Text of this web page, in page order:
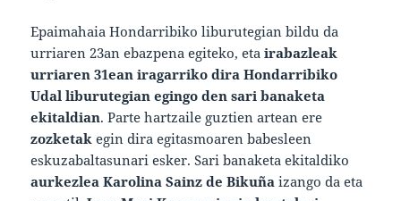
Epaimahaia Hondarribiko liburutegian bildu da
urriaren 23an ebazpena egiteko, etairabazleak
urriaren 31ean iragarriko dira Hondarribiko
Udal liburutegian egingo den sari banaketa
ekitaldian. Parte hartzaile guztien artean ere
zozketakegin dira egitasmoaren babesleen
eskuzabaltasunari esker. Sari banaketa ekitaldiko
aurkezlea Karolina Sainz de Bikuña izango da eta